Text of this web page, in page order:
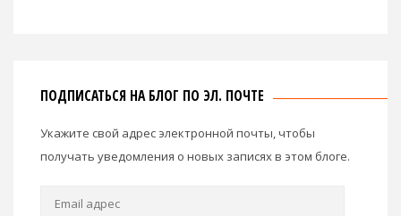
ПОДПИСАТЬСЯ НА БЛОГ ПО ЭЛ. ПОЧТЕ
Укажите свой адрес электронной почты, чтобы
получать уведомления о новых записях в этом блоге.
Email